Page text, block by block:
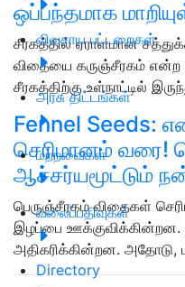
விவசாய பட்டறைகள்
அரசு திட்டங்கள்
மற்றவைகள்
வலைப்பதிவுகள்
Directory
ஒப்பந்தமாக
சீரகத்தில் ஏராளமான
விதையை கருஞ்சீரகம் என்ற
சீரகத்திற்கு உள்நாட்டில்
Fennel Seeds:
செரிமானம் வரை!
ஆச்சர்யமூட்டும்
பெருஞ்சீரகம் விதைகள்
இழப்பை
அதிகரிக்கின்றன.